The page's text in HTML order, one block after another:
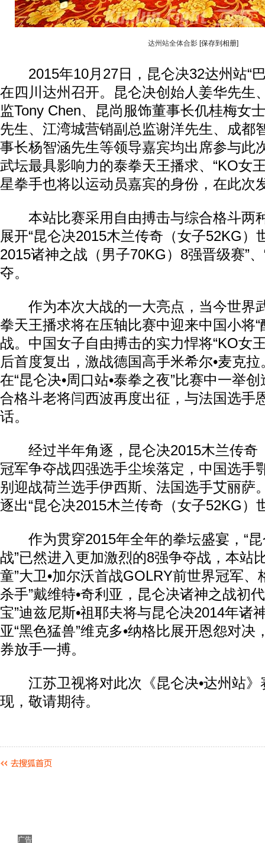
达州站全体合影 [保存到相册]
2015年10月27日，昆仑决32达州站“巴
在四川达州召开。昆仑决创始人姜华先生
监Tony Chen、昆尚服饰董事长仉桂梅女
先生、江湾城营销副总监谢洋先生、成都
事长杨智涵先生等领导嘉宾均出席参与此
武坛最具影响力的泰拳天王播求、“KO女
星拳手也将以运动员嘉宾的身份，在此次
本站比赛采用自由搏击与综合格斗两
展开“昆仑决2015木兰传奇（女子52KG）
2015诸神之战（男子70KG）8强晋级赛”
夺。
作为本次大战的一大亮点，当今世界
拳天王播求将在压轴比赛中迎来中国小将“
战。中国女子自由搏击的实力悍将“KO女
后首度复出，激战德国高手米希尔•麦克
在“昆仑决•周口站•泰拳之夜”比赛中一举
合格斗老将闫西波再度出征，与法国选手
话。
经过半年角逐，昆仑决2015木兰传奇
冠军争夺战四强选手尘埃落定，中国选手
别迎战荷兰选手伊西斯、法国选手艾丽萨
逐出“昆仑决2015木兰传奇（女子52KG）
作为贯穿2015年全年的拳坛盛宴，“昆
战”已然进入更加激烈的8强争夺战，本站
童”大卫•加尔沃首战GOLRY前世界冠军、
杀手”戴维特•奇利亚，昆仑决诸神之战初
宝”迪兹尼斯•祖耶夫将与昆仑决2014年诸
亚“黑色猛兽”维克多•纳格比展开恩怨对决
券放手一搏。
江苏卫视将对此次《昆仑决•达州站》
现，敬请期待。
广告
动物系恋人啊 | 钟欣潼体验爱情哲学 南